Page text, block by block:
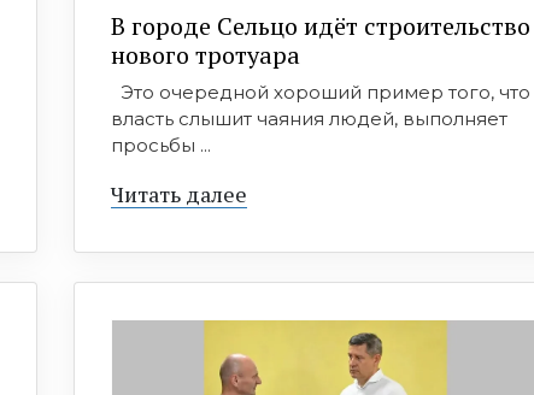
В городе Сельцо идёт строительство
нового тротуара
Это очередной хороший пример того, что
власть слышит чаяния людей, выполняет
просьбы ...
Читать далее